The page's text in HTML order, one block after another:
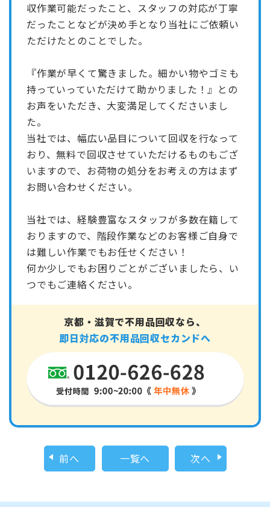
収作業可能だったこと、スタッフの対応が丁寧
だったことなどが決め手となり当社にご依頼い
ただけたとのことでした。
『作業が早くて驚きました。細かい物やゴミも
持っていっていただけて助かりました！』との
お声をいただき、大変満足してくださいまし
た。
当社では、幅広い品目について回収を行なって
おり、無料で回収させていただけるものもござ
いますので、お荷物の処分をお考えの方はまず
お問い合わせください。
当社では、経験豊富なスタッフが多数在籍して
おりますので、階段作業などのお客様ご自身で
は難しい作業でもお任せください！
何か少しでもお困りごとがございましたら、い
つでもご連絡ください。
京都・滋賀で不用品回収なら、
即日対応の不用品回収セカンドへ
前へ 一覧へ 次へ